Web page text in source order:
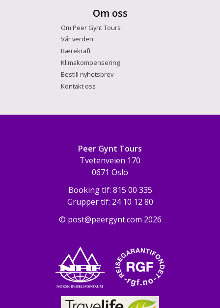
Om oss
Om Peer Gynt Tours
Vår verden
Bærekraft
Klimakompensering
Bestill nyhetsbrev
Kontakt oss
Peer Gynt Tours
Tvetenveien 170
0671 Oslo
Booking tlf: 815 00 335
Grupper tlf: 24 10 12 80
© post@peergynt.com 2026